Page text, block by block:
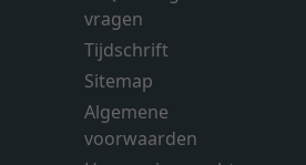
vragen
Tijdschrift
Sitemap
Algemene
voorwaarden